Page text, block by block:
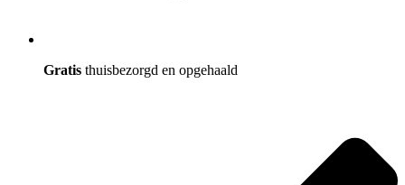
Gratis thuisbezorgd en opgehaald